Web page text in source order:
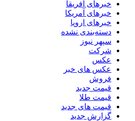
خبرهای آفریقا
خبرهای آمریکا
خبرهای اروپا
دسته‌بندی نشده
سپهر نیوز
شرکت
عکس
عکس های خبر
فروش
قیمت جدید
قیمت طلا
قیمت های جدید
گزارش جدید